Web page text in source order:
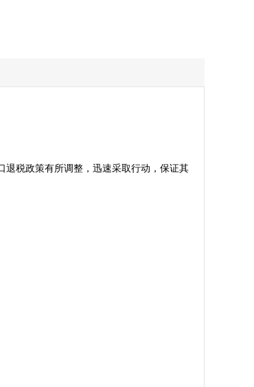
税政策有所调整，迅速采取行动，保证其